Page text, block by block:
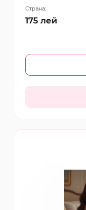
Страна:
175 лей